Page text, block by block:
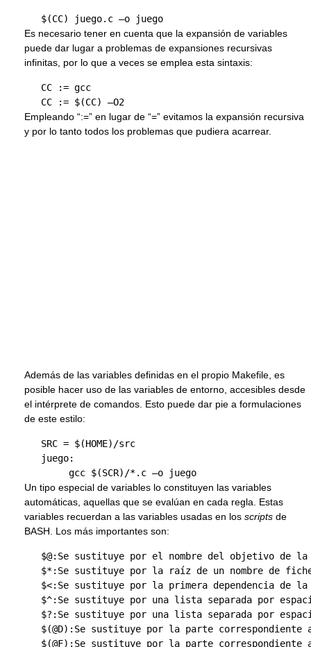
Es necesario tener en cuenta que la expansión de variables
puede dar lugar a problemas de expansiones recursivas
infinitas, por lo que a veces se emplea esta sintaxis:
   CC := gcc
Empleando “:=” en lugar de “=” evitamos la expansión recursiva
y por lo tanto todos los problemas que pudiera acarrear.
Además de las variables definidas en el propio Makefile, es
posible hacer uso de las variables de entorno, accesibles desde
el intérprete de comandos. Esto puede dar pie a formulaciones
de este estilo:
   SRC = $(HOME)/src
   juego:
Un tipo especial de variables lo constituyen las variables
automáticas, aquellas que se evalúan en cada regla. Estas
variables recuerdan a las variables usadas en los scripts de
BASH. Los más importantes son:
$@:Se sustituye por el nombre del objetivo de
$*:Se sustituye por la raíz de un nombre de
$<:Se sustituye por la primera dependencia de
$^:Se sustituye por una lista separada por
$?:Se sustituye por una lista separada por
$(@D):Se sustituye por la parte correspondiente